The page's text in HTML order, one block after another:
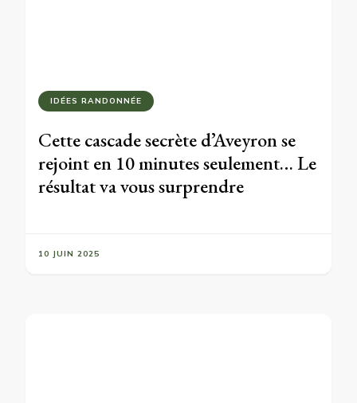
IDÉES RANDONNÉE
Cette cascade secrète d’Aveyron se
rejoint en 10 minutes seulement… Le
résultat va vous surprendre
10 JUIN 2025